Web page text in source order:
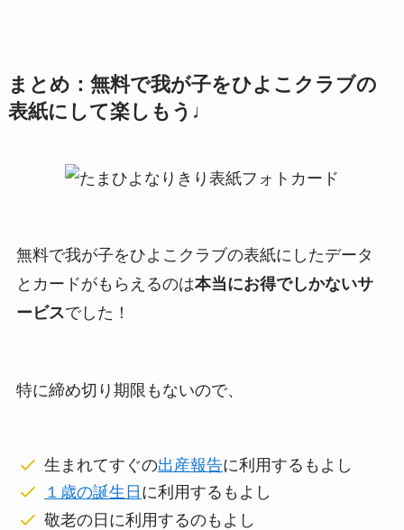
まとめ：無料で我が子をひよこクラブの
表紙にして楽しもう♩
無料で我が子をひよこクラブの表紙にしたデータ
とカードがもらえるのは本当にお得でしかないサ
ービスでした！
特に締め切り期限もないので、
生まれてすぐの出産報告に利用するもよし
１歳の誕生日 に利用するもよし
敬老の日に利用するのもよし